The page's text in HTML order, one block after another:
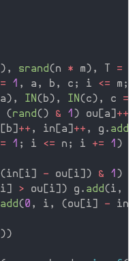
) , srand(n * m) , T =
= 1 , a , b , c ; i <= m ;
a) , IN(b) , IN(c) , c ==
(rand() & 1 ) ou [a] ++
[b] ++ , in [a] ++ , g . add
= 1 ; i <= n ; i += 1 )
(in [i] - ou [i] ) & 1 )
i] > ou [i] ) g . add(i ,
add(0 , i , (ou [i] - in
))